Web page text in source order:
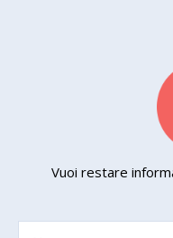
Vuoi restare